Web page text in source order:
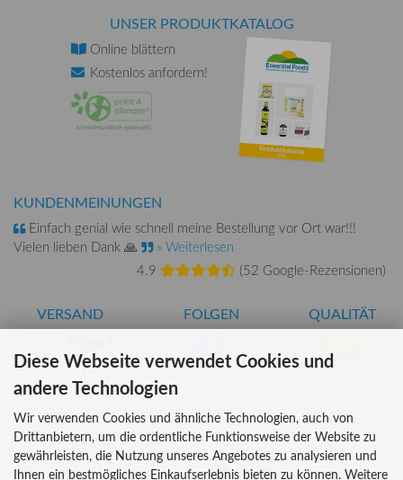
UNSER PRODUKTKATALOG
Online blättern
Kostenlos anfordern!
KUNDENMEINUNGEN
Einfach genial wie schnell meine Bestellung vor Ort war!!!
Vielen lieben Dank 🙏
» Weiterlesen
4.9
(52 Google-Rezensionen)
VERSAND FOLGEN QUALITÄT
AT-BIO-401
INFORMATIONEN
Über uns
ZAHLUNG
Diese Webseite verwendet Cookies und
andere Technologien
Wir verwenden Cookies und ähnliche Technologien, auch von
Drittanbietern, um die ordentliche Funktionsweise der Website zu
gewährleisten, die Nutzung unseres Angebotes zu analysieren und
Ihnen ein bestmögliches Einkaufserlebnis bieten zu können. Weitere